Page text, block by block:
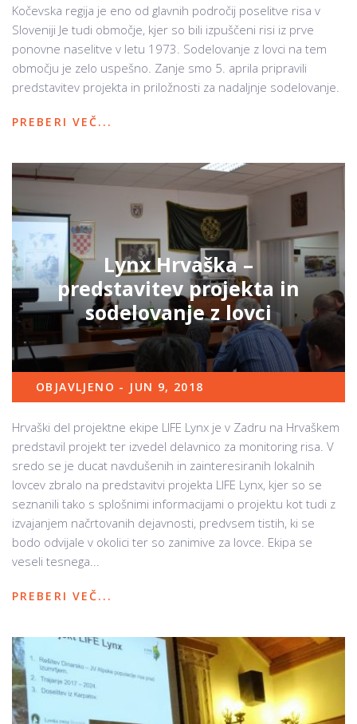
Kočevska regija je eno od glavnih področij poselitve risa v
Sloveniji Je tudi območje, kjer so bili izpuščeni risi iz prve
ponovne naselitve v letu 1973. Sodelovanje z lovci na tem
območju je zelo uspešno. Zanje smo 5. aprila pripravili
predstavitev projekta in priložnosti za nadaljnje sodelovanje.
PREBERI VEČ...
Lynx Hrvaška –
predstavitev projekta in
sodelovanje z lovci
OBJAVLJENO - JUN 9, 2018
Hrvaški del projektne ekipe LIFE Lynx je v Zadru na Hrvaškem
predstavil projekt ter izvedel delavnico za monitoring risa. V
sredo se je ducat navdušenih in zainteresiranih lokalnih
lovcev zbralo na predstavitvi projekta LIFE Lynx, kjer so se
seznanili tako s splošnimi informacijami o projektu kot tudi z
izvajanjem načrtovanih dejavnosti, predvsem tistih, ki se
bodo odvijale v okolici ter so zanimive za lovce. Ekipa se
veseli tesnega...
PREBERI VEČ...